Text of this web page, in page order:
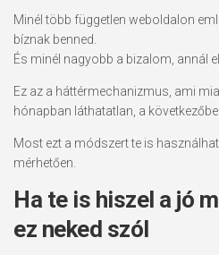
Minél több független weboldalon
bíznak benned.
És minél nagyobb a bizalom, annál
Ez az a háttérmechanizmus, ami
hónapban láthatatlan, a
Most ezt a módszert te is
mérhetően.
Ha te is hiszel a jó
ez neked szól